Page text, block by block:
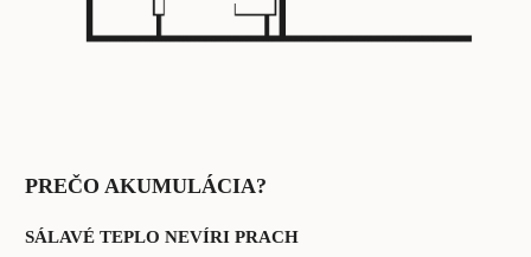
PREČO AKUMULÁCIA?
SÁLAVÉ TEPLO NEVÍRI PRACH